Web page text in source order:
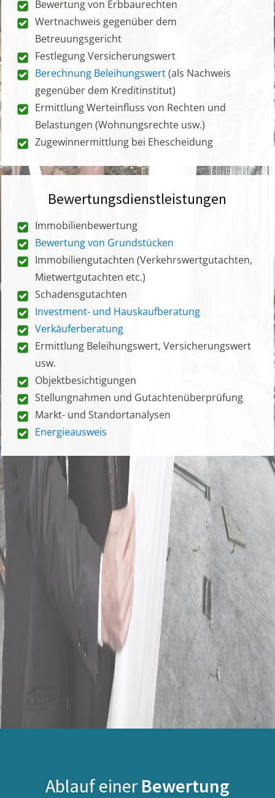
Bewertung von Erbbaurechten
Wertnachweis gegenüber dem
Betreuungsgericht
Festlegung Versicherungswert
Berechnung Beleihungswert(als Nachweis
gegenüber dem Kreditinstitut)
Ermittlung Werteinfluss von Rechten und
Belastungen (Wohnungsrechte usw.)
Zugewinnermittlung bei Ehescheidung
Bewertungsdienstleistungen
Immobilienbewertung
Bewertung von Grundstücken
Immobiliengutachten (Verkehrswertgutachten,
Mietwertgutachten etc.)
Schadensgutachten
Investment- und Hauskaufberatung
Verkäuferberatung
Ermittlung Beleihungswert, Versicherungswert
usw.
Objektbesichtigungen
Stellungnahmen und Gutachtenüberprüfung
Markt- und Standortanalysen
Energieausweis
Ablauf einer Bewertung